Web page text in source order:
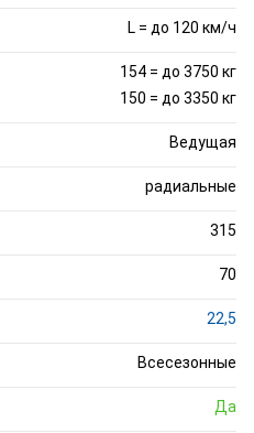
L = до 120 км/ч
154 = до 3750 кг
150 = до 3350 кг
Ведущая
радиальные
315
70
22,5
Всесезонные
Да